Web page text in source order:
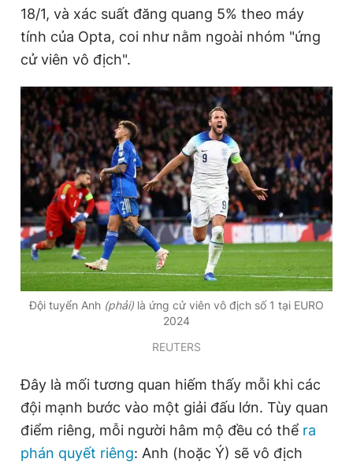
Đọc Thanh Niên trên điện thoại
Theo dõi báo trên
Hotline
0906 645 777
Liên hệ quảng cáo
0908 780 404
Đặt báo Quảng cáo RSS Tòa soạn Chính sách bảo
Tổng biên tập: Nguyễn Ngọc Toàn
Phó tổng biên tập thường trực: Hải Thành
Phó tổng biên tập: Lâm Hiếu Dũng
Phó tổng biên tập: Trần Việt Hưng
Tổng thư ký tòa soạn: Đức Trung
Giấy phép xuất bản số 110/GP - BTTTT cấp ngày 24.3.2020
bản. Phát triển bởi ePi Technologies, JSC.
18/1, và xác suất đăng quang 5% theo máy
tính của Opta, coi như nằm ngoài nhóm "ứng
cử viên vô địch".
Đội tuyển Anh (phải) là ứng cử viên vô địch số 1 tại EURO
2024
REUTERS
Đây là mối tương quan hiếm thấy mỗi khi các
đội mạnh bước vào một giải đấu lớn. Tùy quan
điểm riêng, mỗi người hâm mộ đều có thể ra
phán quyết riêng: Anh (hoặc Ý) sẽ vô địch